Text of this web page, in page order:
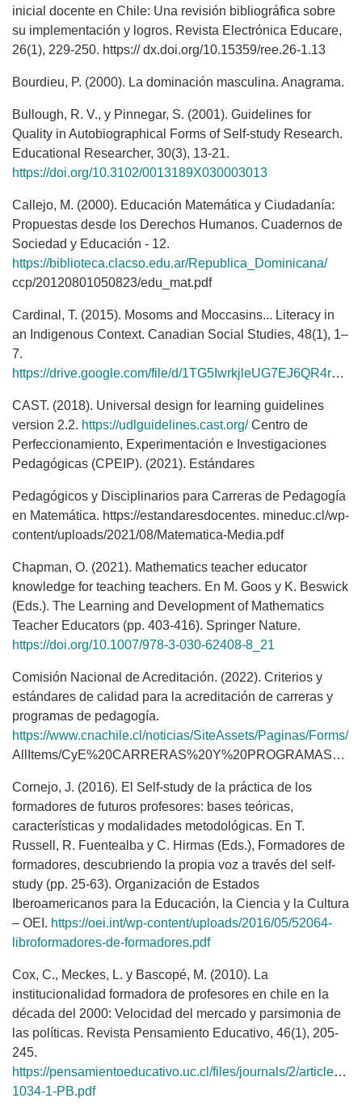
inicial docente en Chile: Una revisión bibliográfica sobre
su implementación y logros. Revista Electrónica Educare,
26(1), 229-250. https:// dx.doi.org/10.15359/ree.26-1.13
Bourdieu, P. (2000). La dominación masculina. Anagrama.
Bullough, R. V., y Pinnegar, S. (2001). Guidelines for
Quality in Autobiographical Forms of Self-study Research.
Educational Researcher, 30(3), 13-21.
https://doi.org/10.3102/0013189X030003013
Callejo, M. (2000). Educación Matemática y Ciudadanía:
Propuestas desde los Derechos Humanos. Cuadernos de
Sociedad y Educación - 12.
https://biblioteca.clacso.edu.ar/Republica_Dominicana/
ccp/20120801050823/edu_mat.pdf
Cardinal, T. (2015). Mosoms and Moccasins... Literacy in
an Indigenous Context. Canadian Social Studies, 48(1), 1–
7.
https://drive.google.com/file/d/1TG5IwrkjleUG7EJ6QR4rvnyEAOKaCV9E/view
CAST. (2018). Universal design for learning guidelines
version 2.2. https://udlguidelines.cast.org/Centro de
Perfeccionamiento, Experimentación e Investigaciones
Pedagógicas (CPEIP). (2021). Estándares
Pedagógicos y Disciplinarios para Carreras de Pedagogía
en Matemática. https://estandaresdocentes. mineduc.cl/wp-
content/uploads/2021/08/Matematica-Media.pdf
Chapman, O. (2021). Mathematics teacher educator
knowledge for teaching teachers. En M. Goos y K. Beswick
(Eds.). The Learning and Development of Mathematics
Teacher Educators (pp. 403-416). Springer Nature.
https://doi.org/10.1007/978-3-030-62408-8_21
Comisión Nacional de Acreditación. (2022). Criterios y
estándares de calidad para la acreditación de carreras y
programas de pedagogía.
https://www.cnachile.cl/noticias/SiteAssets/Paginas/Forms/
AllItems/CyE%20CARRERAS%20Y%20PROGRAMAS%20DE%20PEDAGOG%C3%8DA.pdf
Cornejo, J. (2016). El Self-study de la práctica de los
formadores de futuros profesores: bases teóricas,
características y modalidades metodológicas. En T.
Russell, R. Fuentealba y C. Hirmas (Eds.), Formadores de
formadores, descubriendo la propia voz a través del self-
study (pp. 25-63). Organización de Estados
Iberoamericanos para la Educación, la Ciencia y la Cultura
– OEI. https://oei.int/wp-content/uploads/2016/05/52064-
libroformadores-de-formadores.pdf
Cox, C., Meckes, L. y Bascopé, M. (2010). La
institucionalidad formadora de profesores en chile en la
década del 2000: Velocidad del mercado y parsimonia de
las políticas. Revista Pensamiento Educativo, 46(1), 205-
245.
https://pensamientoeducativo.uc.cl/files/journals/2/articles/
1034-1-PB.pdf